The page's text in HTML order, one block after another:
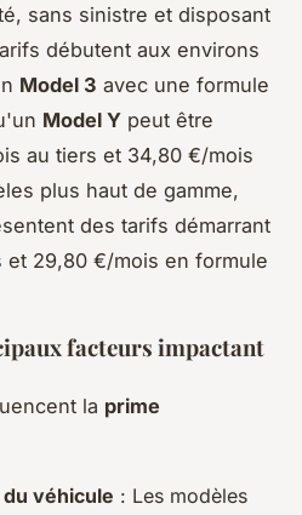
sans sinistre et disposant
débutent aux environs
Model 3 avec une formule
Model Y peut être
au tiers et 34,80 €/mois
plus haut de gamme,
des tarifs démarrant
29,80 €/mois en formule
facteurs impactant
la prime
véhicule : Les modèles